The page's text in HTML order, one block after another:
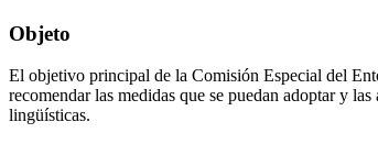
Objeto
El objetivo principal de la Comisión Especial del
recomendar las medidas que se puedan adoptar y
lingüísticas.